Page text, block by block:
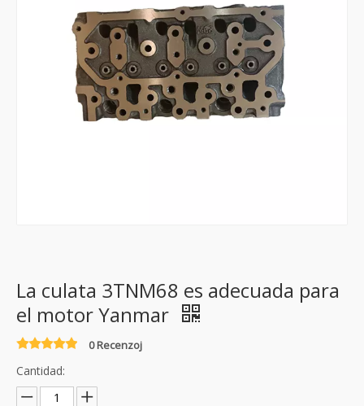
La culata 3TNM68 es adecuada para
el motor Yanmar
0 Recenzoj
Cantidad: